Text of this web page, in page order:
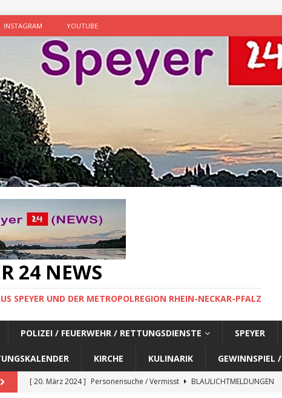
INSTAGRAM YOUTUBE
24 NEWS
SPEYER UND DER METROPOLREGION RHEIN-NECKAR-PFALZ
POLIZEI / FEUERWEHR / RETTUNGSDIENSTE SPEYER
KIRCHE KULINARIK GEWINNSPIEL
[ 20. März 2024 ] Personensuche / Vermisst
BLAULICHTMELDUNGEN